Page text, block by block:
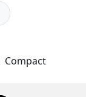
Compact